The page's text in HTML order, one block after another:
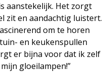
aanstekelijk. Het zorgt
zit en aandachtig luistert.
om te horen
en keukenspullen
er bijna voor dat ik zelf
gloeilampen!”